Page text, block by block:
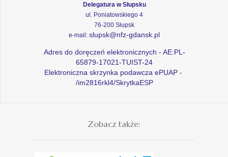
Delegatura w Słupsku
ul. Poniatowskiego 4
76-200 Słupsk
e-mail: slupsk@nfz-gdansk.pl
Adres do doręczeń elektronicznych - AE:PL-
65879-17021-TUIST-24
Elektroniczna skrzynka podawcza ePUAP -
/im2816rkl4/SkrytkaESP
Zobacz także: